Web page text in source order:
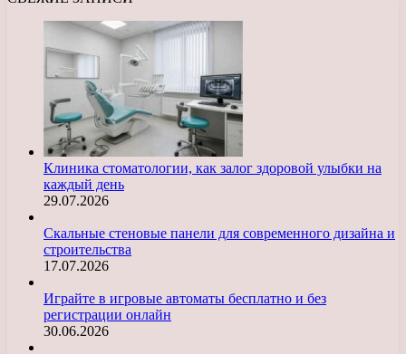
Клиника стоматологии, как залог здоровой улыбки на
каждый день
29.07.2026
Скальные стеновые панели для современного дизайна и
строительства
17.07.2026
Играйте в игровые автоматы бесплатно и без
регистрации онлайн
30.06.2026